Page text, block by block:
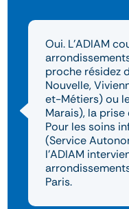
Oui. L’ADIAM
proche résidez
Nouvelle,
et-Métiers) ou
Marais), la
Pour les soins
(Service
l’ADIAM
Paris.